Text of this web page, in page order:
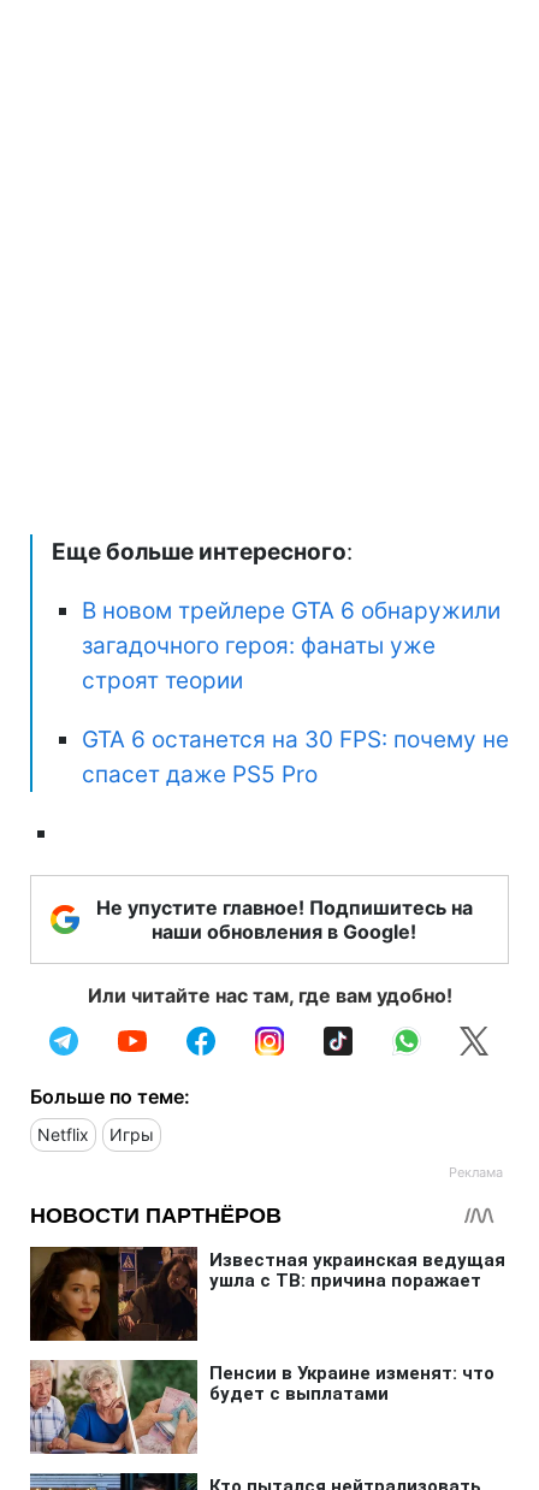
Еще больше интересного:
В новом трейлере GTA 6 обнаружили
загадочного героя: фанаты уже
строят теории
GTA 6 останется на 30 FPS: почему не
спасет даже PS5 Pro
Не упустите главное! Подпишитесь на
наши обновления в Google!
Или читайте нас там, где вам удобно!
Больше по теме:
Netflix Игры